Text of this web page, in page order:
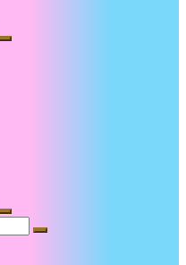
Suche
Suche
Suche